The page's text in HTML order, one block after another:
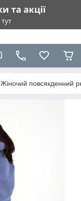
Жіночий повсякденний